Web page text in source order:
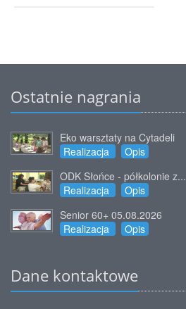
Ostatnie nagrania
Eko warsztaty na Cytadeli
Realizacja
Opis
ODK Słońce - półkolonie z...
Realizacja
Opis
Senior 60+ 05.08.2026
Realizacja
Opis
Dane kontaktowe